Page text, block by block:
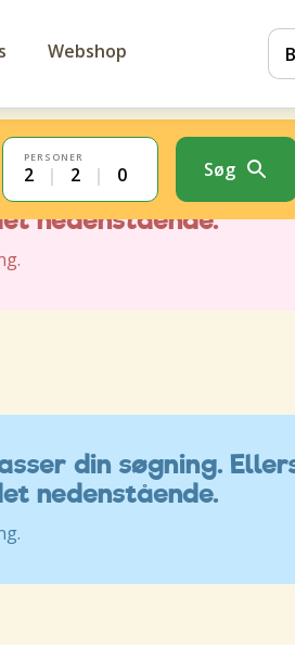
Webshop
PERSONER
2 | 2 | 0 Søg
din søgning.
nedenstående.
din søgning.
nedenstående.